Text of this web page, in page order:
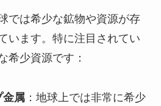
では希少な鉱物や資源が存
います。特に注目されてい
希少資源です：
金属：地球上では非常に希少